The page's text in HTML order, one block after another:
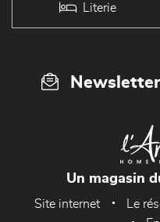
Literie
Newsletter
Un magasin
Site internet Le